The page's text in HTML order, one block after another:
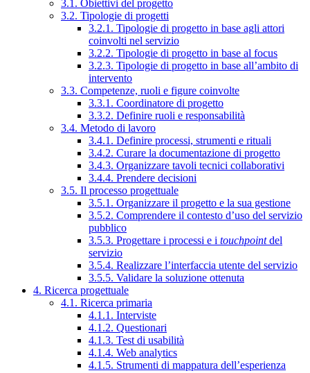
3.1. Obiettivi del progetto
3.2. Tipologie di progetti
3.2.1. Tipologie di progetto in base agli attori
coinvolti nel servizio
3.2.2. Tipologie di progetto in base al focus
3.2.3. Tipologie di progetto in base all’ambito di
intervento
3.3. Competenze, ruoli e figure coinvolte
3.3.1. Coordinatore di progetto
3.3.2. Definire ruoli e responsabilità
3.4. Metodo di lavoro
3.4.1. Definire processi, strumenti e rituali
3.4.2. Curare la documentazione di progetto
3.4.3. Organizzare tavoli tecnici collaborativi
3.4.4. Prendere decisioni
3.5. Il processo progettuale
3.5.1. Organizzare il progetto e la sua gestione
3.5.2. Comprendere il contesto d’uso del servizio
pubblico
3.5.3. Progettare i processi e i touchpointdel
servizio
3.5.4. Realizzare l’interfaccia utente del servizio
3.5.5. Validare la soluzione ottenuta
4. Ricerca progettuale
4.1. Ricerca primaria
4.1.1. Interviste
4.1.2. Questionari
4.1.3. Test di usabilità
4.1.4. Web analytics
4.1.5. Strumenti di mappatura dell’esperienza